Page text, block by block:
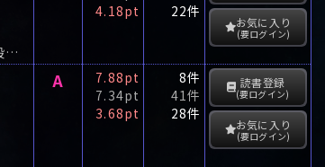
物語の冒頭に置かれた〈作者からの注意〉に、驚くべきことに、奇妙極まりない殺人劇の容疑者たち四人のリストが公開されている。
4.18pt
22件
お気に入り
(要ログイン)
A
7.88pt
7.34pt
3.68pt
8件
41件
28件
読書登録
(要ログイン)
お気に入り
(要ログイン)